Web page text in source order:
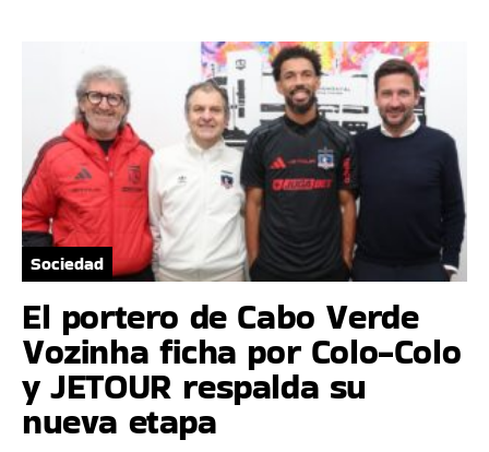
Sociedad
El portero de Cabo Verde
Vozinha ficha por Colo-Colo
y JETOUR respalda su
nueva etapa